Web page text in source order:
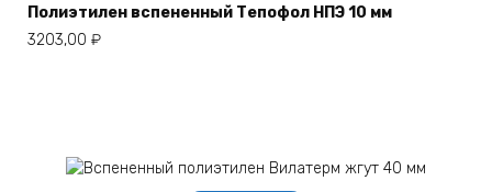
Полиэтилен вспененный Тепофол НПЭ 10 мм
3203,00 ₽